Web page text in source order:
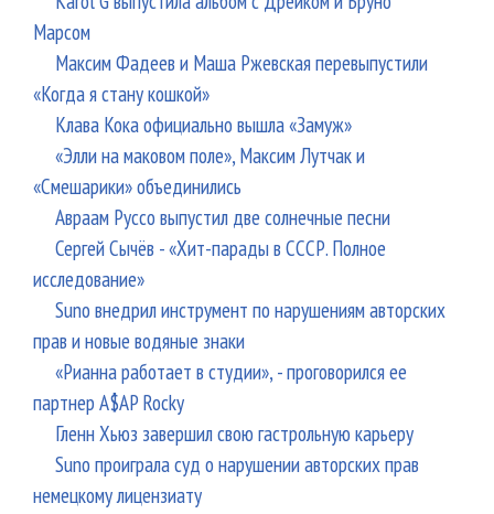
Марсом
Максим Фадеев и Маша Ржевская перевыпустили
«Когда я стану кошкой»
Клава Кока официально вышла «Замуж»
«Элли на маковом поле», Максим Лутчак и
«Смешарики» объединились
Авраам Руссо выпустил две солнечные песни
Сергей Сычёв - «Хит-парады в СССР. Полное
исследование»
Suno внедрил инструмент по нарушениям авторских
прав и новые водяные знаки
«Рианна работает в студии», - проговорился ее
партнер A$AP Rocky
Гленн Хьюз завершил свою гастрольную карьеру
Suno проиграла суд о нарушении авторских прав
немецкому лицензиату